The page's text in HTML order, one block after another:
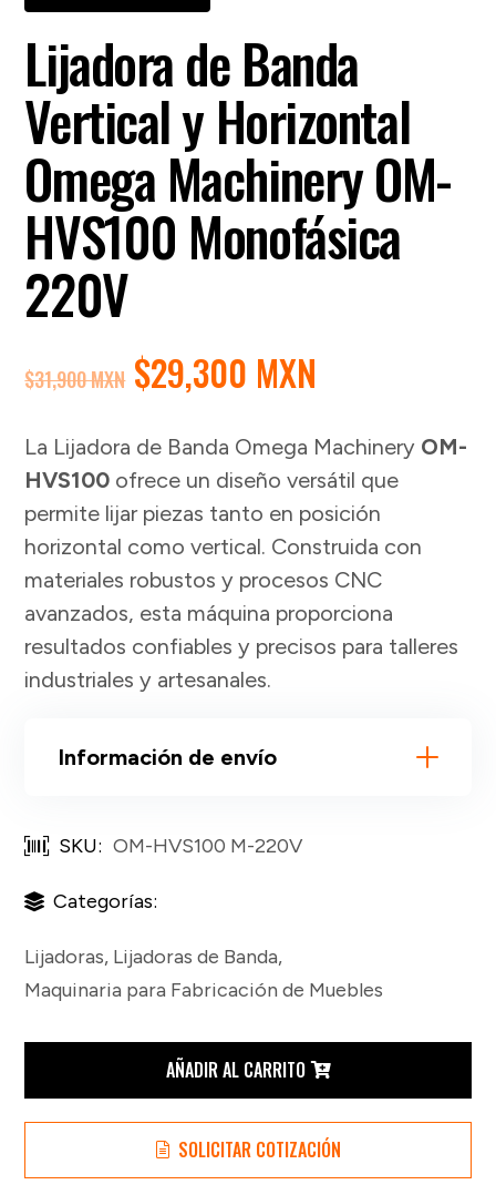
Lijadora de Banda
Vertical y Horizontal
Omega Machinery OM-
HVS100 Monofásica
220V
$31,900 MXN EL
PRECIO
ORIGINAL
ERA:
$31,900 MXN.
$29,300 MXN
ACTUAL
ES:
$29,300
La Lijadora de Banda Omega Machinery OM-
HVS100 ofrece un diseño versátil que
permite lijar piezas tanto en posición
horizontal como vertical. Construida con
materiales robustos y procesos CNC
avanzados, esta máquina proporciona
resultados confiables y precisos para talleres
industriales y artesanales.
Información de envío
SKU: OM-HVS100 M-220V
Categorías:
Lijadoras, Lijadoras de Banda,
Maquinaria para Fabricación de Muebles
AÑADIR AL CARRITO
SOLICITAR COTIZACIÓN